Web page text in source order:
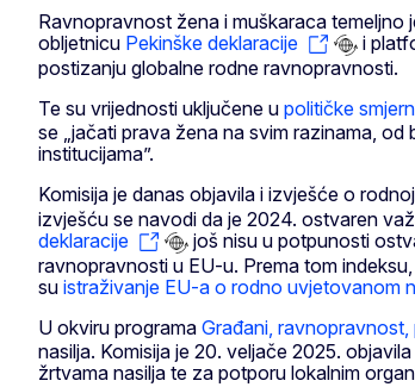
Ravnopravnost žena i muškaraca temeljno
obljetnicu Pekinške deklaracije
i
postizanju globalne rodne ravnopravnosti.
Te su vrijednosti uključene u političke
se „jačati prava žena na svim razinama,
institucijama”.
Komisija je danas objavila i izvješće o
izvješću se navodi da je 2024. ostvaren
deklaracije
još nisu u potpunosti
ravnopravnosti u EU-u. Prema tom
su istraživanje EU-a o rodno uvjetovanom
U okviru programa Građani,
nasilja. Komisija je 20. veljače 2025.
žrtvama nasilja te za potporu lokalnim